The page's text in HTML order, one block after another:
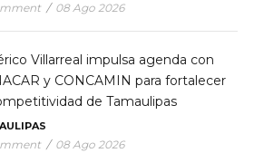
/ 08 Ago 2026
Villarreal impulsa agenda con
y CONCAMIN para fortalecer
de Tamaulipas
/ 08 Ago 2026